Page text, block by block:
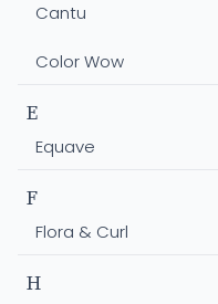
Cantu
Color Wow
E
Equave
F
Flora & Curl
H